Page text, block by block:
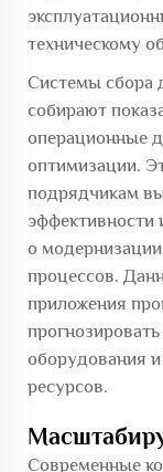
техническому
Системы сбора
собирают
операционные
оптимизации.
подрядчикам
эффективности
о
процессов.
приложения
оборудования
ресурсов.
Современные